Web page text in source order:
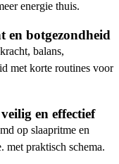
energie thuis.
en botgezondheid
balans,
met korte routines voor
en effectief
op slaapritme en
met praktisch schema.